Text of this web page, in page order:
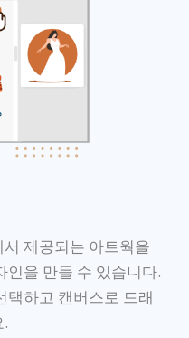
제공되는 아트웍을
인을 만들 수 있습니다.
택하고 캔버스로 드래